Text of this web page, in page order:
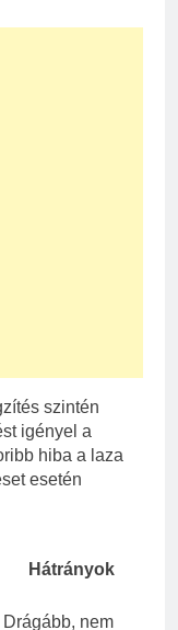
szintén
igényel a
hiba a laza
esetén
Hátrányok
Drágább, nem